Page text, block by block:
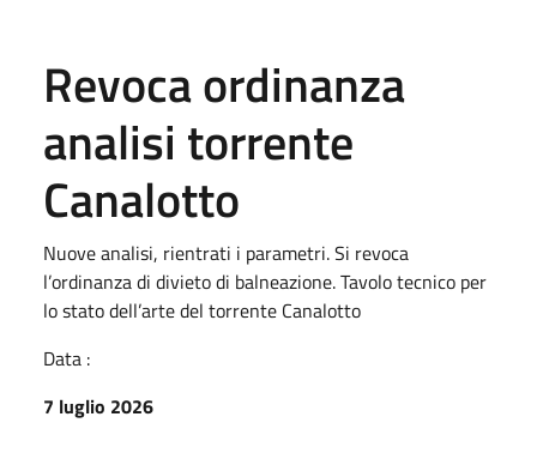
Revoca ordinanza
analisi torrente
Canalotto
Nuove analisi, rientrati i parametri. Si revoca
l’ordinanza di divieto di balneazione. Tavolo tecnico per
lo stato dell’arte del torrente Canalotto
Data :
7 luglio 2026